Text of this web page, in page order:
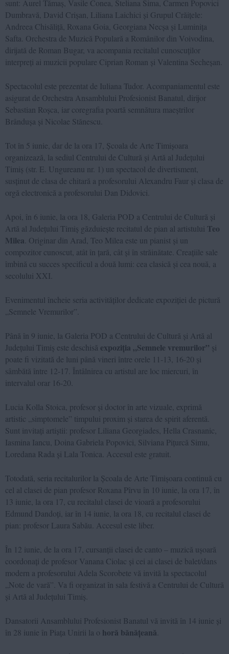
sunt: Aurel Tămaș, Vasile Conea, Steliana Sima, Carmen Popovici
Dumbravă, David Crișan, Liliana Laichici și Grupul Crăițele:
Andreea Chisăliță, Roxana Goia, Georgiana Necșa și Luminița
Safta. Orchestra de Muzică Populară a Românilor din Voivodina,
dirijată de Roman Bugar, va acompania recitalul cunoscuților
interpreți ai muzicii populare Ciprian Roman și Valentina Secheșan.
Spectacolul este prezentat de Iuliana Tudor. Acompaniamentul este
asigurat de Orchestra Ansamblului Profesionist Banatul, dirijor
Sebastian Roșca, iar coregrafia poartă semnătura maeștrilor
Brândușa și Nicolae Stănescu.
Tot în 5 iunie, dar de la ora 17, Școala de Arte Timișoara
organizează, la sediul Centrului de Cultură și Artă al Județului
Timiș (str. E. Ungureanu nr. 1) un spectacol de divertisment,
susținut de clasa de chitară a profesorului Alexandru Faur și clasa de
orgă electronică a profesorului Dan Didovici.
Apoi, în 6 iunie, la ora 18, Galeria POD a Centrului de Cultură și
Artă al Județului Timiș găzduiește recitatul de pian al artistului Teo
Milea . Originar din Arad, Teo Milea este un pianist și un
compozitor cunoscut, atât în țară, cât și în străinătate. Creațiile sale
îmbină cu succes specificul a două lumi: cea clasică și cea nouă, a
secolului XXI.
Evenimentul încheie seria activităților dedicate expoziției de pictură
„Semnele Vremurilor”.
Până în 9 iunie, la Galeria POD a Centrului de Cultură și Artă al
Județului Timiș este deschisă expoziția „Semnele vremurilor” și
poate fi vizitată de luni până vineri între orele 11-13, 16-20 și
sâmbătă între 12-17. Întâlnirea cu artistul are loc miercuri, în
intervalul orar 16-20.
Lucia Kolla Stoica, profesor și doctor în arte vizuale, exprimă
artistic „simptomele” timpului proxim și starea de spirit aferentă.
Sunt invitați artiștii: profesor Liliana Georgiades, Hella Crasnanic,
Iasmina Iancu, Doina Gabriela Popovici, Silviana Pițurcă Simu,
Loredana Rada și Lala Tonica. Accesul este gratuit.
Totodată, seria recitalurilor la Școala de Arte Timișoara continuă cu
cel al clasei de pian profesor Roxana Pîrvu în 10 iunie, la ora 17, în
13 iunie, la ora 17, cu recitalul clasei de vioară a profesorului
Edmund Dandoți, iar în 14 iunie, la ora 18, cu recitalul clasei de
pian: profesor Laura Sabău. Accesul este liber.
În 12 iunie, de la ora 17, cursanții clasei de canto – muzică ușoară
coordonați de profesor Vanana Ciolac și cei ai clasei de balet/dans
modern a profesorului Adela Scorobete vă invită la spectacolul
„Note de vară”. Va fi organizat în sala festivă a Centrului de Cultură
și Artă al Județului Timiș.
Dansatorii Ansamblului Profesionist Banatul vă invită în 14 iunie și
în 28 iunie în Piața Unirii la o horă bănățeană